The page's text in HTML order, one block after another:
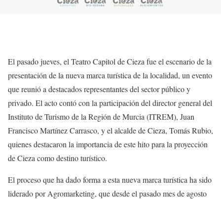
El pasado jueves, el Teatro Capitol de Cieza fue el escenario de la
presentación de la nueva marca turística de la localidad, un evento
que reunió a destacados representantes del sector público y
privado. El acto contó con la participación del director general del
Instituto de Turismo de la Región de Murcia (ITREM), Juan
Francisco Martínez Carrasco, y el alcalde de Cieza, Tomás Rubio,
quienes destacaron la importancia de este hito para la proyección
de Cieza como destino turístico.
El proceso que ha dado forma a esta nueva marca turística ha sido
liderado por Agromarketing, que desde el pasado mes de agosto